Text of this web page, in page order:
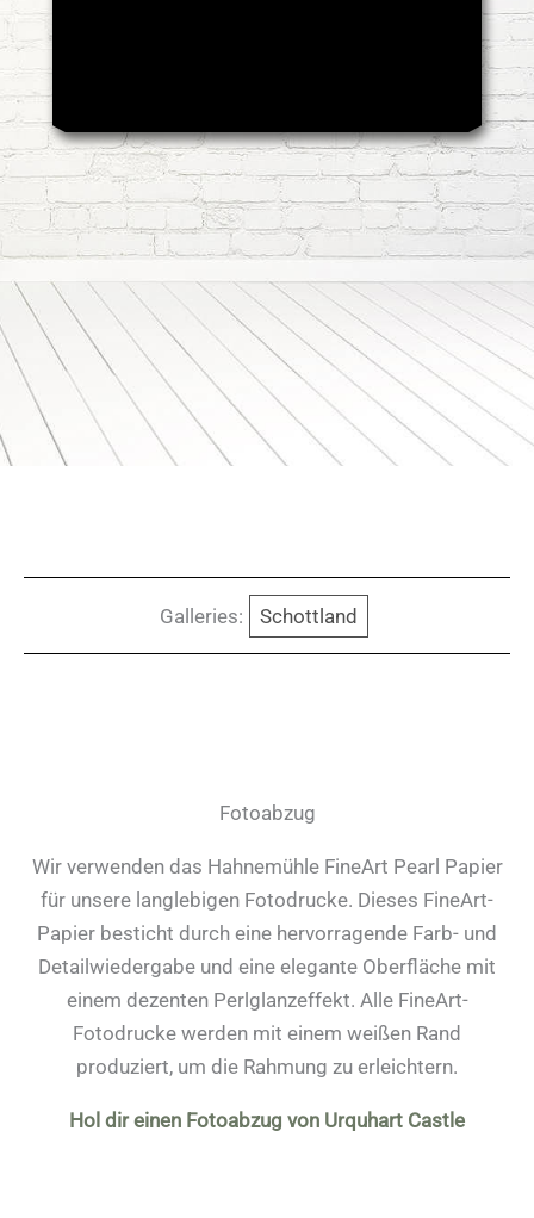
Galleries: Schottland
Fotoabzug
Wir verwenden das Hahnemühle FineArt Pearl Papier
für unsere langlebigen Fotodrucke. Dieses FineArt-
Papier besticht durch eine hervorragende Farb- und
Detailwiedergabe und eine elegante Oberfläche mit
einem dezenten Perlglanzeffekt. Alle FineArt-
Fotodrucke werden mit einem weißen Rand
produziert, um die Rahmung zu erleichtern.
Hol dir einen Fotoabzug von Urquhart Castle